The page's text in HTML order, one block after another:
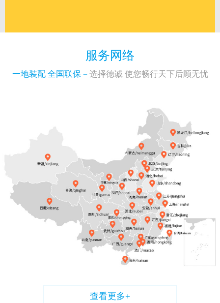
服务网络
一地装配 全国联保－ 选择德诚 使您畅行天下后顾无忧
查看更多+